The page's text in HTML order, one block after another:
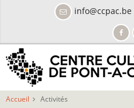
principal
info@ccpac.be
Accueil Activités